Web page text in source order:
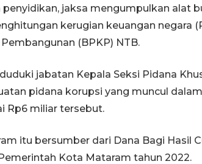
penyidikan, jaksa mengumpulkan alat
kerugian keuangan negara
(BPKP) NTB.
jabatan Kepala Seksi Pidana
pidana korupsi yang muncul
Rp6 miliar tersebut.
itu bersumber dari Dana Bagi Hasil
Kota Mataram tahun 2022.